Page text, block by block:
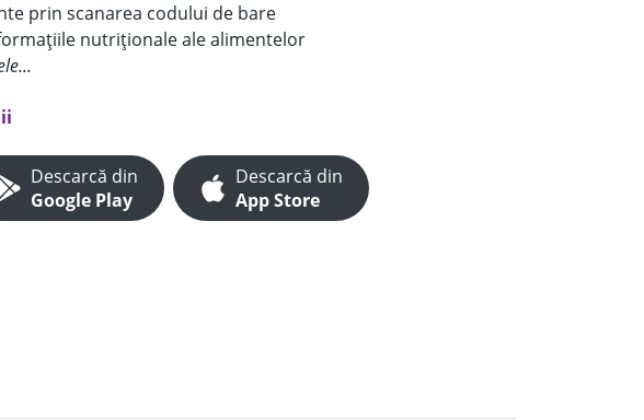
prin scanarea codului de bare
nutriționale ale alimentelor
Descarcă din
Google Play
Descarcă din
App Store